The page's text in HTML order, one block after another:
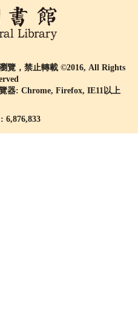
覽，禁止轉載 ©2016, All Rights
器: Chrome, Firefox, IE11以上
6,876,833